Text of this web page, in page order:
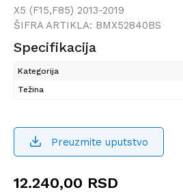
CRNA SET 2 KOM
X5 (F15,F85) 2013-2019
ŠIFRA ARTIKLA: BMX52840BS
Specifikacija
Kategorija
Težina
Preuzmite uputstvo
12.240,00 RSD